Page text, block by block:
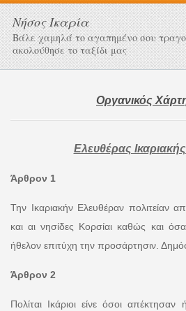
Νήσος Ικαρία
Βάλε χαμηλά το αγαπημένο σου
ακολούθησε το ταξίδι μας
Οργανικός
Ελευθέρας Ικαριακής
Άρθρον 1
Την Ικαριακήν Ελευθέραν πολιτείαν
και αι νησίδες Κορσίαι καθώς και
ήθελον επιτύχη την προσάρτησιν.
Άρθρον 2
Πολίται Ικάριοι είνε όσοι